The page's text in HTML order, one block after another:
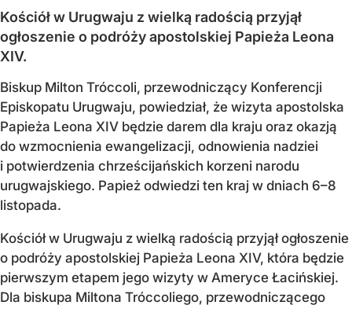
Kościół w Urugwaju z wielką radością przyjął
ogłoszenie o podróży apostolskiej Papieża Leona
XIV.
Biskup Milton Tróccoli, przewodniczący Konferencji
Episkopatu Urugwaju, powiedział, że wizyta apostolska
Papieża Leona XIV będzie darem dla kraju oraz okazją
do wzmocnienia ewangelizacji, odnowienia nadziei
i potwierdzenia chrześcijańskich korzeni narodu
urugwajskiego. Papież odwiedzi ten kraj w dniach 6–8
listopada.
Kościół w Urugwaju z wielką radością przyjął ogłoszenie
o podróży apostolskiej Papieża Leona XIV, która będzie
pierwszym etapem jego wizyty w Ameryce Łacińskiej.
Dla biskupa Miltona Tróccoliego, przewodniczącego